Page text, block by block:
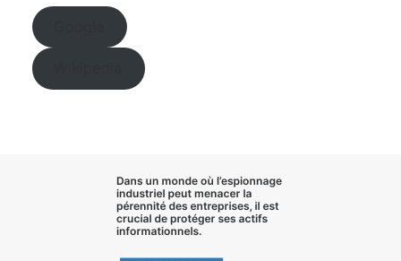
Dans un monde où l’espionnage
industriel peut menacer la
pérennité des entreprises, il est
crucial de protéger ses actifs
informationnels.